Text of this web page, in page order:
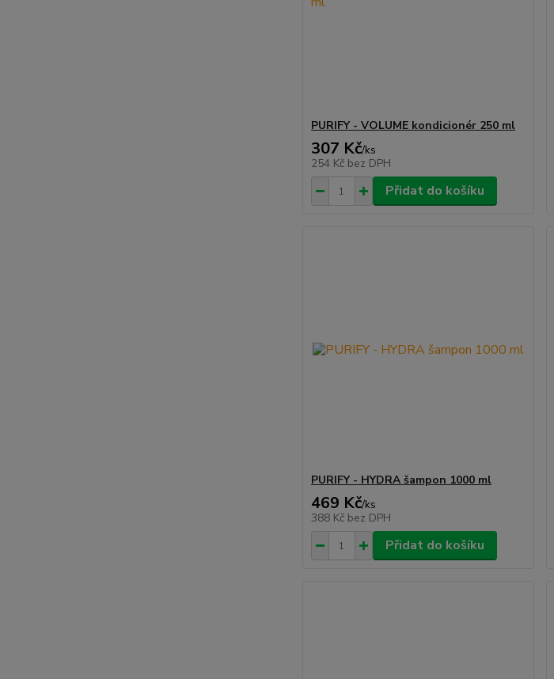
PURIFY - VOLUME kondicionér 250 ml
307 Kč/ks
254 Kč bez DPH
Přidat do košíku
PURIFY - HYDRA šampon 1000 ml
469 Kč/ks
388 Kč bez DPH
Přidat do košíku